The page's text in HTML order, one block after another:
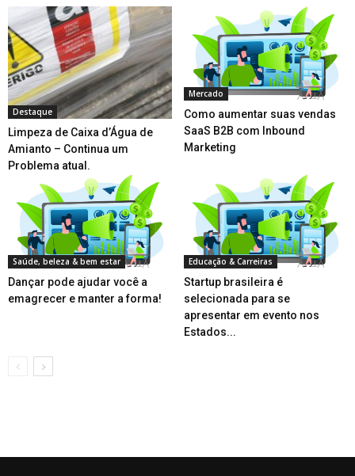
Destaque
Limpeza de Caixa d’Água de
Amianto – Continua um
Problema atual.
Mercado
Como aumentar suas vendas
SaaS B2B com Inbound
Marketing
Saúde, beleza & bem estar
Dançar pode ajudar você a
emagrecer e manter a forma!
Educação & Carreiras
Startup brasileira é
selecionada para se
apresentar em evento nos
Estados...